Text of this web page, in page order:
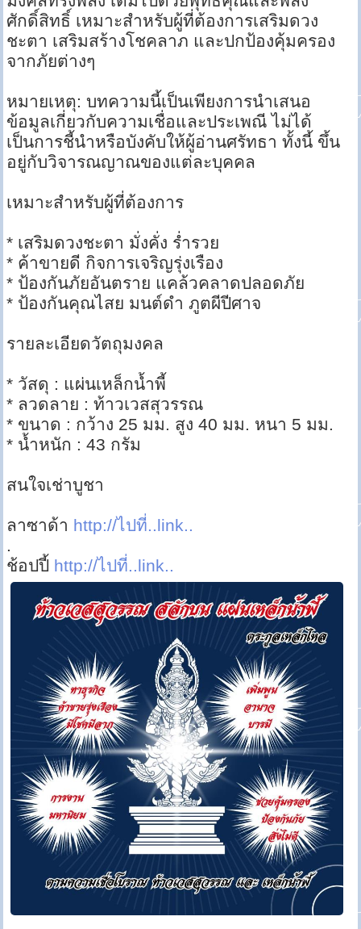
ศักดิ์สิทธิ์ เหมาะสำหรับผู้ที่ต้องการเสริมดวง
ชะตา เสริมสร้างโชคลาภ และปกป้องคุ้มครอง
จากภัยต่างๆ
หมายเหตุ: บทความนี้เป็นเพียงการนำเสนอ
ข้อมูลเกี่ยวกับความเชื่อและประเพณี ไม่ได้
เป็นการชี้นำหรือบังคับให้ผู้อ่านศรัทธา ทั้งนี้ ขึ้น
อยู่กับวิจารณญาณของแต่ละบุคคล
เหมาะสำหรับผู้ที่ต้องการ
* เสริมดวงชะตา มั่งคั่ง ร่ำรวย
* ค้าขายดี กิจการเจริญรุ่งเรือง
* ป้องกันภัยอันตราย แคล้วคลาดปลอดภัย
* ป้องกันคุณไสย มนต์ดำ ภูตผีปีศาจ
รายละเอียดวัตถุมงคล
* วัสดุ : แผ่นเหล็กน้ำพี้
* ลวดลาย : ท้าวเวสสุวรรณ
* ขนาด : กว้าง 25 มม. สูง 40 มม. หนา 5 มม.
* น้ำหนัก : 43 กรัม
สนใจเช่าบูชา
ลาซาด้า http://ไปที่..link..
.
ช้อปปี้ http://ไปที่..link..